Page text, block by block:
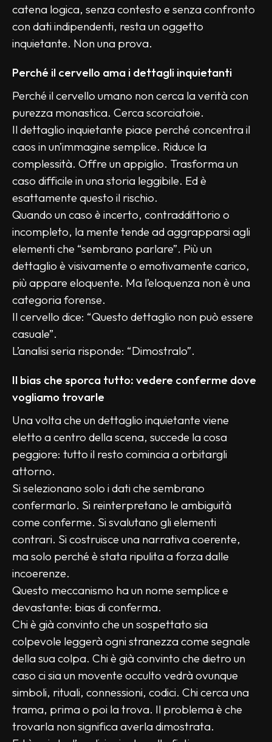
catena logica, senza contesto e senza confronto
con dati indipendenti, resta un oggetto
inquietante. Non una prova.
Perché il cervello ama i dettagli inquietanti
Perché il cervello umano non cerca la verità con
purezza monastica. Cerca scorciatoie.
Il dettaglio inquietante piace perché concentra il
caos in un’immagine semplice. Riduce la
complessità. Offre un appiglio. Trasforma un
caso difficile in una storia leggibile. Ed è
esattamente questo il rischio.
Quando un caso è incerto, contraddittorio o
incompleto, la mente tende ad aggrapparsi agli
elementi che “sembrano parlare”. Più un
dettaglio è visivamente o emotivamente carico,
più appare eloquente. Ma l’eloquenza non è una
categoria forense.
Il cervello dice: “Questo dettaglio non può essere
casuale”.
L’analisi seria risponde: “Dimostralo”.
Il bias che sporca tutto: vedere conferme dove
vogliamo trovarle
Una volta che un dettaglio inquietante viene
eletto a centro della scena, succede la cosa
peggiore: tutto il resto comincia a orbitargli
attorno.
Si selezionano solo i dati che sembrano
confermarlo. Si reinterpretano le ambiguità
come conferme. Si svalutano gli elementi
contrari. Si costruisce una narrativa coerente,
ma solo perché è stata ripulita a forza dalle
incoerenze.
Questo meccanismo ha un nome semplice e
devastante: bias di conferma.
Chi è già convinto che un sospettato sia
colpevole leggerà ogni stranezza come segnale
della sua colpa. Chi è già convinto che dietro un
caso ci sia un movente occulto vedrà ovunque
simboli, rituali, connessioni, codici. Chi cerca una
trama, prima o poi la trova. Il problema è che
trovarla non significa averla dimostrata.